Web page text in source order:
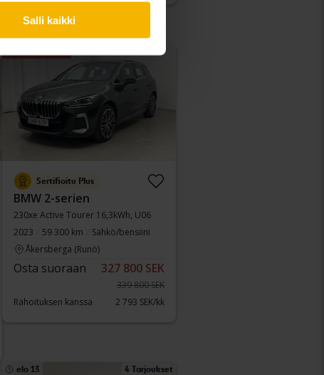
Salli kaikki
Sertifioitu Plus
BMW 2-serien
230xe Active Tourer 16,3kWh, U06
2023
59 300 km
Sähkö/bensiini
Åkersberga (Runö)
Osta suoraan 327 800 SEK
339 800 SEK
Rahoituksen kanssa
2 793 SEK/kk
elo 13 4 Tarjoukset